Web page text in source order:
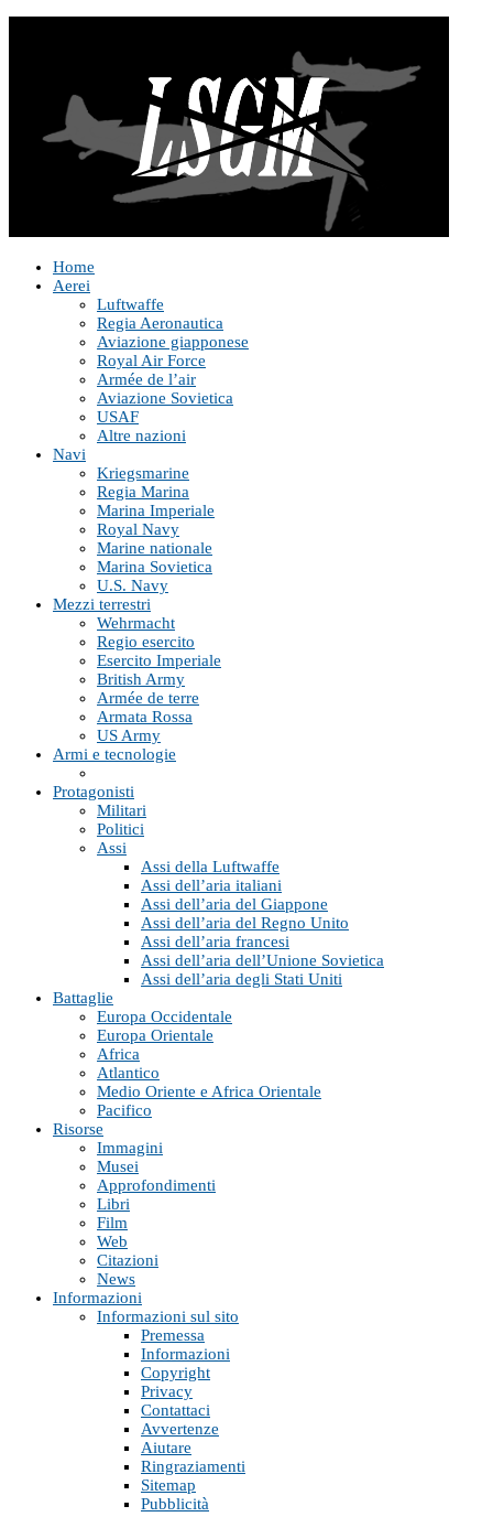
Home
Aerei
Luftwaffe
Regia Aeronautica
Aviazione giapponese
Royal Air Force
Armée de l’air
Aviazione Sovietica
USAF
Altre nazioni
Navi
Kriegsmarine
Regia Marina
Marina Imperiale
Royal Navy
Marine nationale
Marina Sovietica
U.S. Navy
Mezzi terrestri
Wehrmacht
Regio esercito
Esercito Imperiale
British Army
Armée de terre
Armata Rossa
US Army
Armi e tecnologie
Protagonisti
Militari
Politici
Assi
Assi della Luftwaffe
Assi dell’aria italiani
Assi dell’aria del Giappone
Assi dell’aria del Regno Unito
Assi dell’aria francesi
Assi dell’aria dell’Unione Sovietica
Assi dell’aria degli Stati Uniti
Battaglie
Europa Occidentale
Europa Orientale
Africa
Atlantico
Medio Oriente e Africa Orientale
Pacifico
Risorse
Immagini
Musei
Approfondimenti
Libri
Film
Web
Citazioni
News
Informazioni
Informazioni sul sito
Premessa
Informazioni
Copyright
Privacy
Contattaci
Avvertenze
Aiutare
Ringraziamenti
Sitemap
Pubblicità